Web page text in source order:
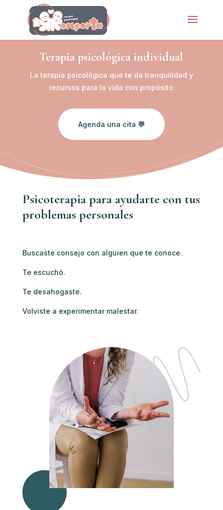
Terapia psicológica individual
La terapia psicológica que te da tranquilidad y
recursos para la vida con propósito
Agenda una cita 💬
Psicoterapia para ayudarte con tus
problemas personales
Buscaste consejo con alguien que te conoce.
Te escuchó.
Te desahogaste.
Volviste a experimentar malestar.